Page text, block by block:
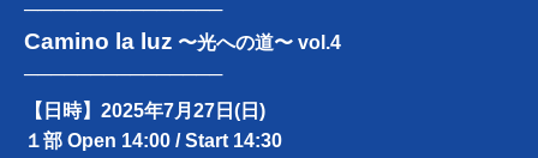
───────────────
Camino la luz 〜光への道〜 vol.4
───────────────
【日時】2025年7月27日(日)
１部 Open 14:00 / Start 14:30